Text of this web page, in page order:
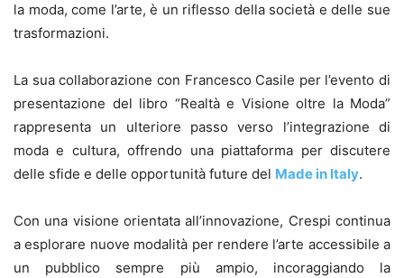
la moda, come l’arte, è un riflesso della società e delle sue
trasformazioni.
La sua collaborazione con Francesco Casile per l’evento di
presentazione del libro “Realtà e Visione oltre la Moda”
rappresenta un ulteriore passo verso l’integrazione di
moda e cultura, offrendo una piattaforma per discutere
delle sfide e delle opportunità future del Made in Italy.
Con una visione orientata all’innovazione, Crespi continua
a esplorare nuove modalità per rendere l’arte accessibile a
un pubblico sempre più ampio, incoraggiando la